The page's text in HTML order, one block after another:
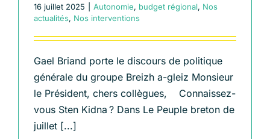
16 juillet 2025 Autonomie, budget régional, Nos
actualités, Nos interventions
Gael Briand porte le discours de politique
générale du groupe Breizh a-gleiz Monsieur
le Président, chers collègues, Connaissez-
vous Sten Kidna ? Dans Le Peuple breton de
juillet [...]